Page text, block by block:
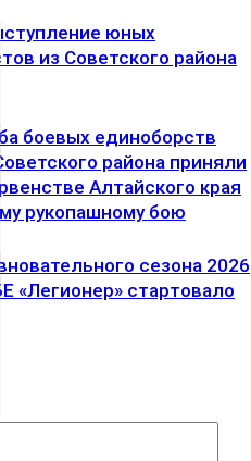
юных
из Советского района
боевых единоборств
района приняли
Алтайского края
рукопашному бою
сезона 2026
«Легионер» стартовало